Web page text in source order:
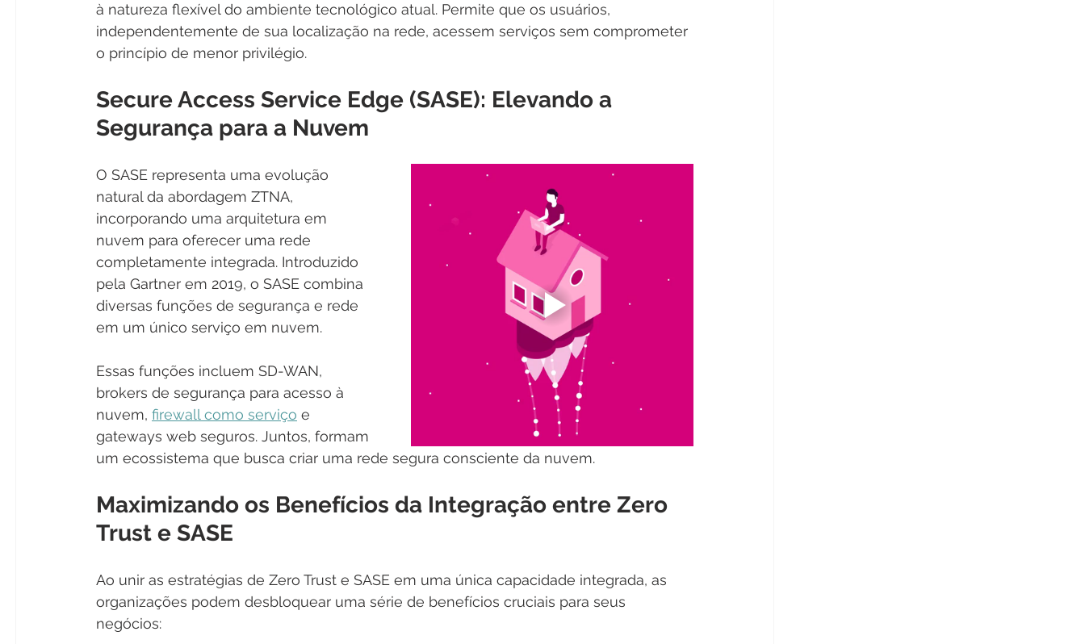
à natureza flexível do ambiente tecnológico atual. Permite que os usuários,
independentemente de sua localização na rede, acessem serviços sem comprometer
o princípio de menor privilégio.
Secure Access Service Edge (SASE): Elevando a
Segurança para a Nuvem
O SASE representa uma evolução
natural da abordagem ZTNA,
incorporando uma arquitetura em
nuvem para oferecer uma rede
completamente integrada. Introduzido
pela Gartner em 2019, o SASE combina
diversas funções de segurança e rede
em um único serviço em nuvem.
Essas funções incluem SD-WAN,
brokers de segurança para acesso à
nuvem, firewall como serviço e
gateways web seguros. Juntos, formam
um ecossistema que busca criar uma rede segura consciente da nuvem.
Maximizando os Benefícios da Integração entre Zero
Trust e SASE
Ao unir as estratégias de Zero Trust e SASE em uma única capacidade integrada, as
organizações podem desbloquear uma série de benefícios cruciais para seus
negócios: